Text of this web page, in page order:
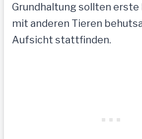
Grundhaltung sollten erste
mit anderen Tieren
Aufsicht stattfinden.